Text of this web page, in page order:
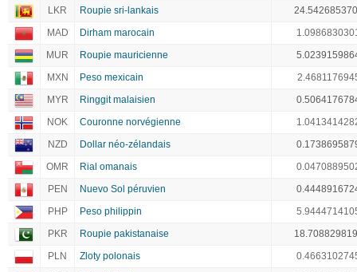
LKR
Roupie sri-lankais
MAD
Dirham marocain
MUR
Roupie mauricienne
MXN
Peso mexicain
MYR
Ringgit malaisien
NOK
Couronne norvégienne
NZD
Dollar néo-zélandais
OMR
Rial omanais
PEN
Nuevo Sol péruvien
PHP
Peso philippin
PKR
Roupie pakistanaise
PLN
Zloty polonais